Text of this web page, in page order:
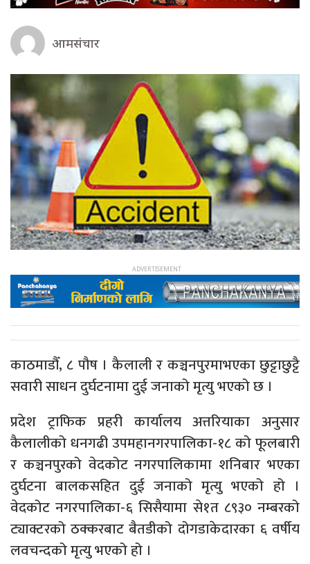
आमसंचार
काठमाडौँ, ८ पौष । कैलाली र कञ्चनपुरमाभएका छुट्टाछुट्टै
सवारी साधन दुर्घटनामा दुई जनाको मृत्यु भएको छ ।
प्रदेश ट्राफिक प्रहरी कार्यालय अत्तरियाका अनुसार
कैलालीको धनगढी उपमहानगरपालिका-१८ को फूलबारी
र कञ्चनपुरको वेदकोट नगरपालिकामा शनिबार भएका
दुर्घटना बालकसहित दुई जनाको मृत्यु भएको हो ।
वेदकोट नगरपालिका-६ सिसैयामा से१त ८९३० नम्बरको
ट्याक्टरको ठक्करबाट बैतडीको दोगडाकेदारका ६ वर्षीय
लवचन्दको मृत्यु भएको हो ।